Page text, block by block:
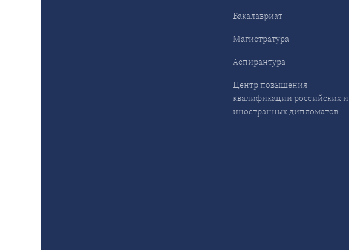
Бакалавриат
Магистратура
Аспирантура
Центр повышения
квалификации российских и
иностранных дипломатов